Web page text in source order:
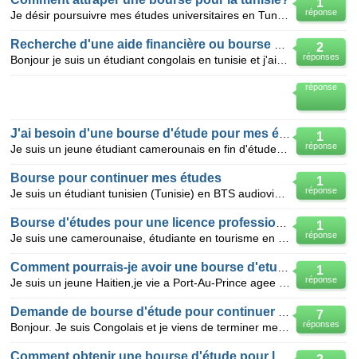
1
réponse
2
réponses
réponse
1
réponse
1
réponse
Bourse pour continuer mes études
1
réponse
1
réponse
7
réponses